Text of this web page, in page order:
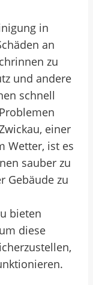
in
an
zu
und andere
schnell
einer
Wetter, ist es
sauber zu
Gebäude zu
bieten
diese